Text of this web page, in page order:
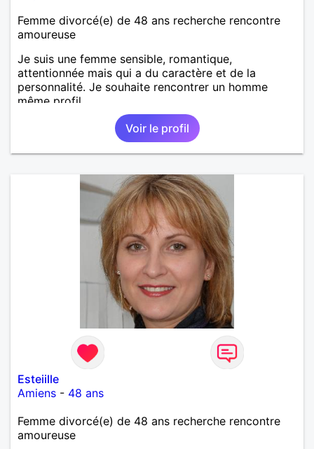
Femme divorcé(e) de 48 ans recherche rencontre
amoureuse
Je suis une femme sensible, romantique,
attentionnée mais qui a du caractère et de la
personnalité. Je souhaite rencontrer un homme
même profil.
Voir le profil
Esteiille
Amiens - 48 ans
Femme divorcé(e) de 48 ans recherche rencontre
amoureuse